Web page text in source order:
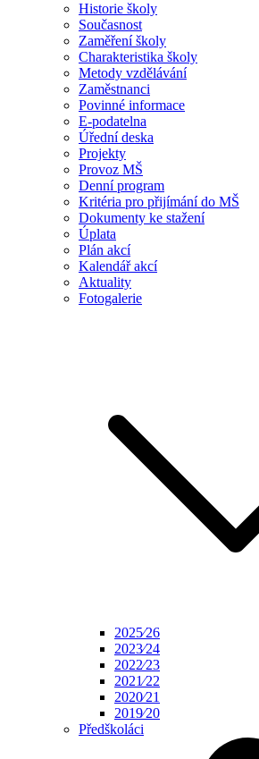
Historie školy
Současnost
Zaměření školy
Charakteristika školy
Metody vzdělávání
Zaměstnanci
Povinné informace
E-podatelna
Úřední deska
Projekty
Provoz MŠ
Denní program
Kritéria pro přijímání do MŠ
Dokumenty ke stažení
Úplata
Plán akcí
Kalendář akcí
Aktuality
Fotogalerie
2025⁄26
2023⁄24
2022⁄23
2021⁄22
2020⁄21
2019⁄20
Předškoláci